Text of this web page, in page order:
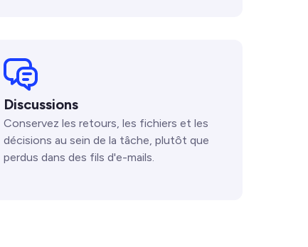
Discussions
Conservez les retours, les fichiers et les
décisions au sein de la tâche, plutôt que
perdus dans des fils d'e-mails.